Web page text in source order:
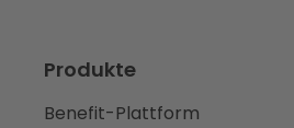
Produkte
Benefit-Plattform